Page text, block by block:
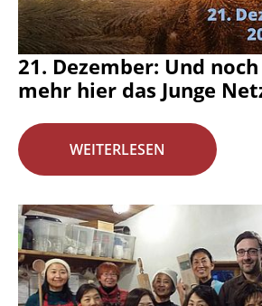
21. Dezember: Und
mehr hier das Junge
WEITERLESEN